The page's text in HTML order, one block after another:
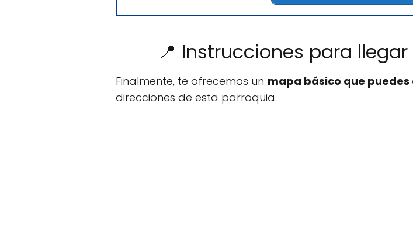
📍 Instrucciones para
Finalmente, te ofrecemos un mapa básico que
direcciones de esta parroquia.